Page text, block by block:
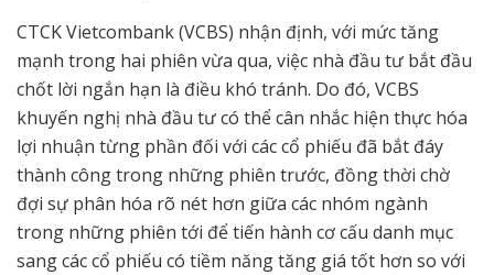
CTCK Vietcombank (VCBS) nhận định, với mức tăng
mạnh trong hai phiên vừa qua, việc nhà đầu tư bắt đầu
chốt lời ngắn hạn là điều khó tránh. Do đó, VCBS
khuyến nghị nhà đầu tư có thể cân nhắc hiện thực hóa
lợi nhuận từng phần đối với các cổ phiếu đã bắt đáy
thành công trong những phiên trước, đồng thời chờ
đợi sự phân hóa rõ nét hơn giữa các nhóm ngành
trong những phiên tới để tiến hành cơ cấu danh mục
sang các cổ phiếu có tiềm năng tăng giá tốt hơn so với